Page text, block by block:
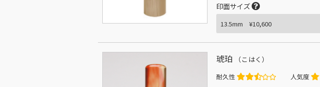
印面サイズ
琥珀 （こはく）
耐久性 人気度